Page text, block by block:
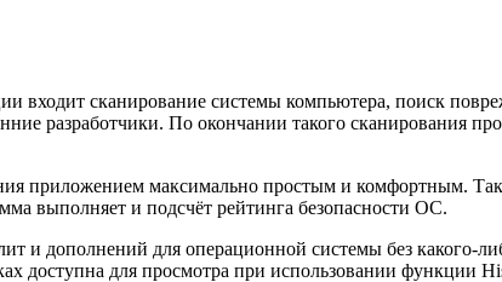
входит сканирование системы компьютера, поиск
разработчики. По окончании такого сканирования
приложением максимально простым и комфортным.
выполняет и подсчёт рейтинга безопасности ОС.
и дополнений для операционной системы без какого-
доступна для просмотра при использовании функции